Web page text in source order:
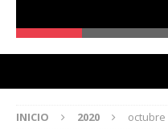
INICIO 2020 octubre